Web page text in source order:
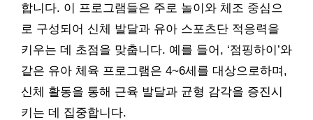
합니다. 이 프로그램들은 주로 놀이와 체조 중심으
로 구성되어 신체 발달과 유아 스포츠단 적응력을
키우는 데 초점을 맞춥니다. 예를 들어, ‘점핑하이’와
같은 유아 체육 프로그램은 4~6세를 대상으로하며,
신체 활동을 통해 근육 발달과 균형 감각을 증진시
키는 데 집중합니다.